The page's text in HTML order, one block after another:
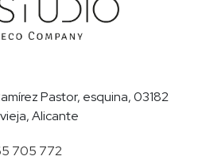
Pastor, esquina, 03182
Alicante
705 772